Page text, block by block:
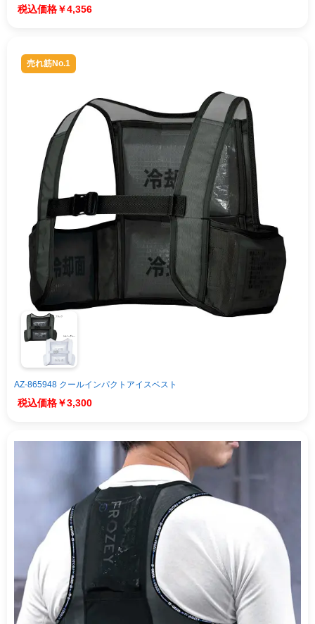
￥4,356
売れ筋No.1
AZ-865948 クールインパクトアイスベスト
￥3,300